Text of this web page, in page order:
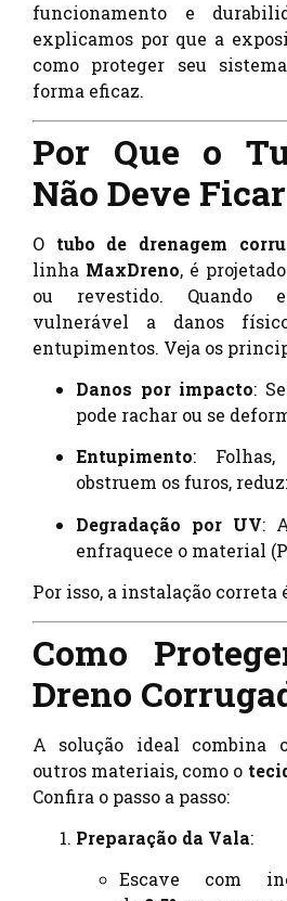
funcionamento e
explicamos por que a
como proteger seu
forma eficaz.
Por Que o
Não Deve
O tubo de drenagem
linha MaxDreno, é
ou revestido. Quando
vulnerável a danos
entupimentos. Veja os
Danos por impacto:
pode rachar ou se
Entupimento:
obstruem os furos,
Degradação por UV:
enfraquece o material
Por isso, a instalação
Como
Dreno
A solução ideal combina
outros materiais, como o
Confira o passo a passo:
Preparação da Vala:
Escave com